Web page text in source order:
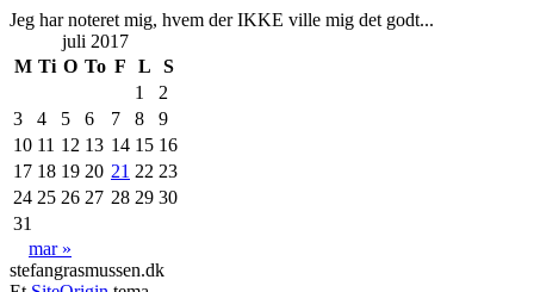
Jeg har noteret mig, hvem der IKKE ville mig det godt...
juli 2017
M Ti O To F L
S
1
2
3
4 5 6 7 8
9
10 11 12 13 14 15 16
17 18 19 20 21 22 23
24 25 26 27 28 29 30
31
mar »
stefangrasmussen.dk